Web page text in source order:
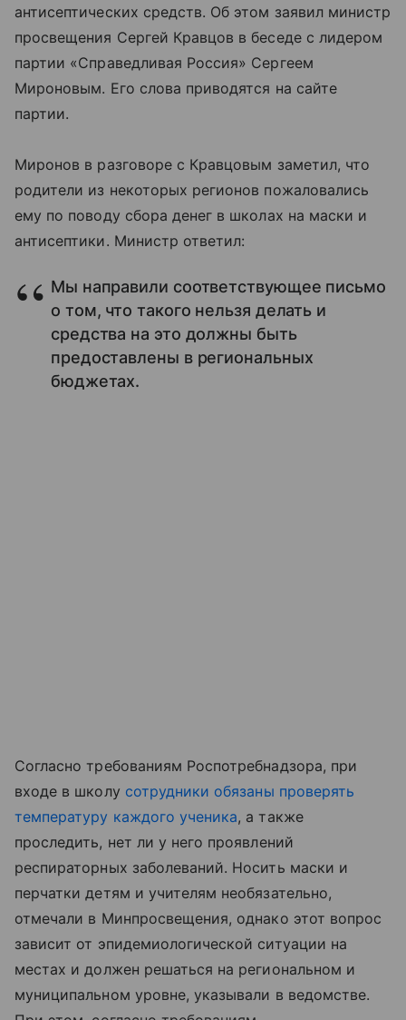
антисептических средств. Об этом заявил министр
просвещения Сергей Кравцов в беседе с лидером
партии «Справедливая Россия» Сергеем
Мироновым. Его слова приводятся на сайте
партии.
Миронов в разговоре с Кравцовым заметил, что
родители из некоторых регионов пожаловались
ему по поводу сбора денег в школах на маски и
антисептики. Министр ответил:
Мы направили соответствующее письмо
о том, что такого нельзя делать и
средства на это должны быть
предоставлены в региональных
бюджетах.
Согласно требованиям Роспотребнадзора, при
входе в школу сотрудники обязаны проверять
температуру каждого ученика, а также
проследить, нет ли у него проявлений
респираторных заболеваний. Носить маски и
перчатки детям и учителям необязательно,
отмечали в Минпросвещения, однако этот вопрос
зависит от эпидемиологической ситуации на
местах и должен решаться на региональном и
муниципальном уровне, указывали в ведомстве.